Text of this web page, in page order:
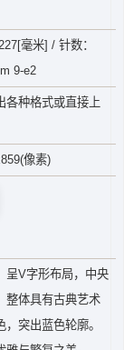
毫米] / 针数：
9-e2
各种格式或直接上
像素)
呈V字形布局，中央
整体具有古典艺术
突出蓝色轮廓。